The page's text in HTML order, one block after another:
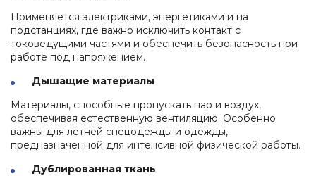
Применяется электриками, энергетиками и на
подстанциях, где важно исключить контакт с
токоведущими частями и обеспечить безопасность при
работе под напряжением.
Дышащие материалы
Материалы, способные пропускать пар и воздух,
обеспечивая естественную вентиляцию. Особенно
важны для летней спецодежды и одежды,
предназначенной для интенсивной физической работы.
Дублированная ткань